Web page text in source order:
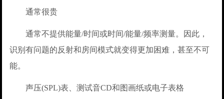
通常很贵
通常不提供能量/时间或时间/能量/频率测量。因此，
识别有问题的反射和房间模式就变得更加困难，甚至不可
能。
声压(SPL)表、测试音CD和图画纸或电子表格